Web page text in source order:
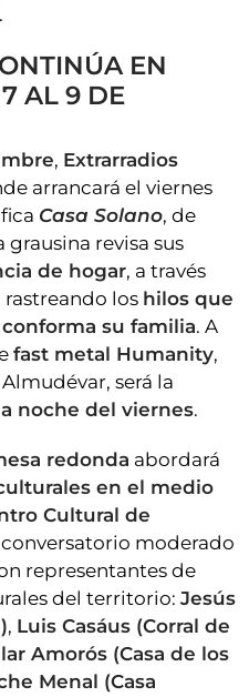
.
EN
AL 9 DE
, Extrarradios
arrancará el viernes
Casa Solano, de
grausina revisa sus
de hogar, a través
rastreando los hilos que
su familia. A
fast metal Humanity,
será la
noche del viernes.
redonda abordará
en el medio
Cultural de
moderado
representantes de
del territorio: Jesús
, Luis Casáus (Corral de
Amorós (Casa de los
Menal (Casa